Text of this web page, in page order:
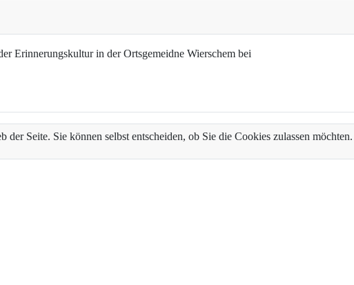
Erinnerungskultur in der Ortsgemeidne Wierschem bei
Seite. Sie können selbst entscheiden, ob Sie die Cookies zulassen